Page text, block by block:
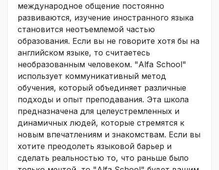
международное общение постоянно
развиваются, изучение иностранного языка
становится неотъемлемой частью
образования. Если вы не говорите хотя бы на
английском языке, то считаетесь
необразованным человеком. "Alfa School"
использует коммуникативный метод
обучения, который объединяет различные
подходы и опыт преподавания. Эта школа
предназначена для целеустремленных и
динамичных людей, которые стремятся к
новым впечатлениям и знакомствам. Если вы
хотите преодолеть языковой барьер и
сделать реальностью то, что раньше было